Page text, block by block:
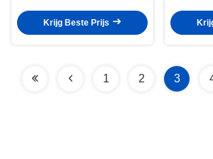
Krijg Beste Prijs
1 2 3